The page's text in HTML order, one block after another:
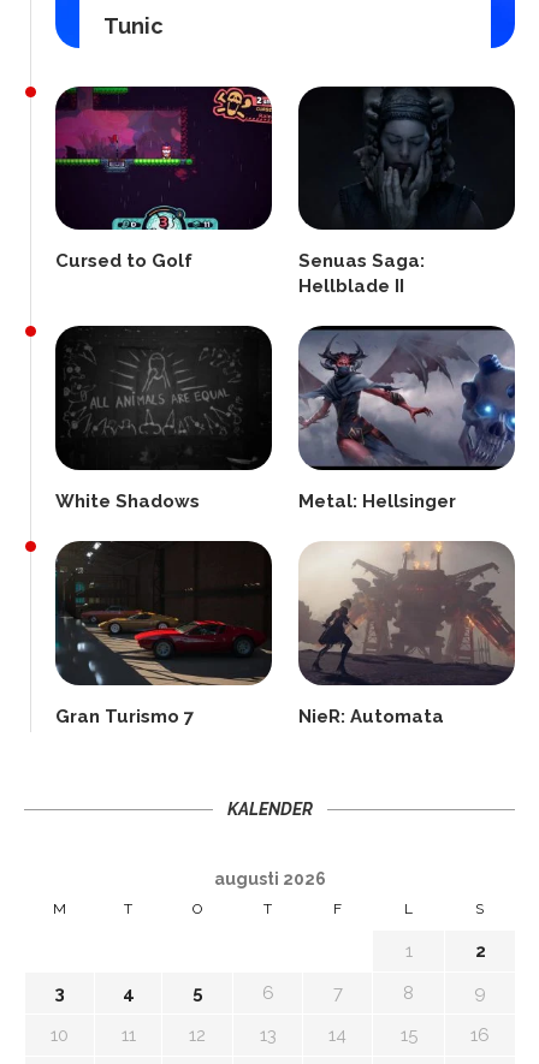
Tunic
Cursed to Golf
Senuas Saga:
Hellblade II
White Shadows Metal: Hellsinger
Gran Turismo 7 NieR: Automata
KALENDER
augusti 2026
M T O T F L S
1
2
3
4 5 6 7 8
9
10
11 12 13 14 15
16